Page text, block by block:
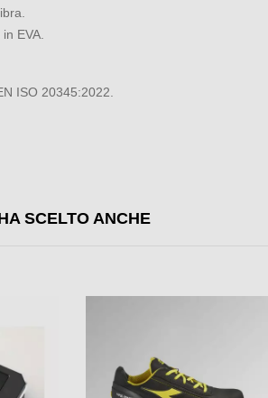
EVA.
ISO 20345:2022.
SCELTO ANCHE